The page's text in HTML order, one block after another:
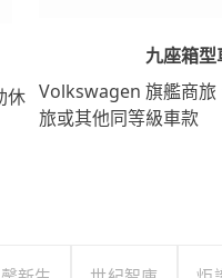
休
九座箱型
Volkswagen 旗艦商旅
旅或其他同等級車款